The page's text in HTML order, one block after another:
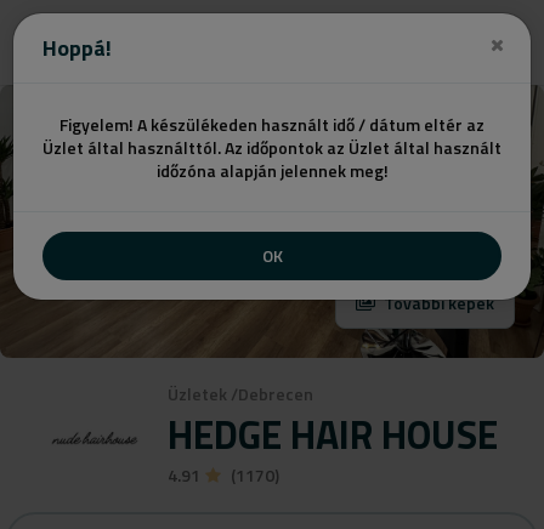
Hoppá!
Figyelem! A készülékeden használt idő / dátum eltér az
Üzlet által használttól. Az időpontok az Üzlet által használt
időzóna alapján jelennek meg!
OK
Üzletek /Debrecen
HEDGE HAIR HOUSE
4.91 (1170)
További képek